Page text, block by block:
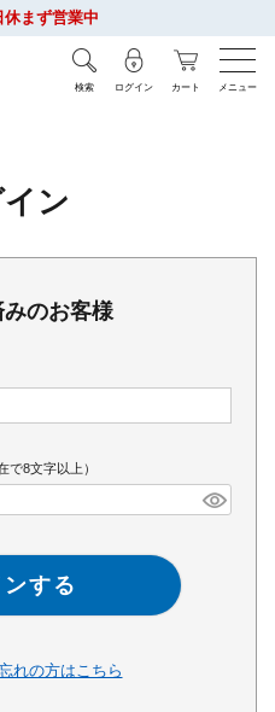
休まず営業中
検索 ログイン カート メニュー
ン
のお客様
する
れの方はこちら